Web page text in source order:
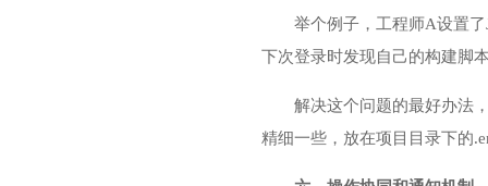
举个例子，工程师A设置
下次登录时发现自己的构建脚
解决这个问题的最好办法
精细一些，放在项目目录下的